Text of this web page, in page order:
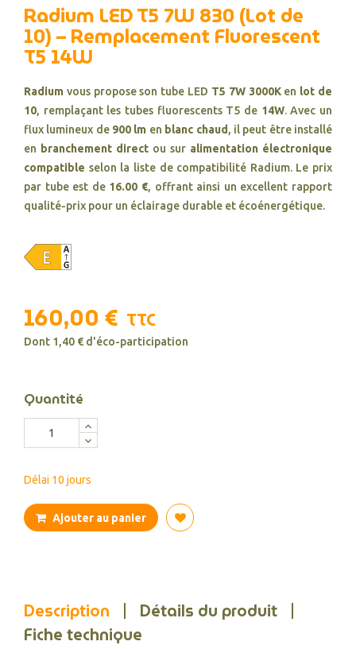
Radium LED T5 7W 830 (Lot de
10) – Remplacement Fluorescent
T5 14W
Radium vous propose son tube LED T5 7W 3000Ken lot de
10, remplaçant les tubes fluorescents T5 de 14W. Avec un
flux lumineux de 900 lm en blanc chaud , il peut être installé
en branchement direct ou sur alimentation électronique
compatible selon la liste de compatibilité Radium. Le prix
par tube est de 16.00 €, offrant ainsi un excellent rapport
qualité-prix pour un éclairage durable et écoénergétique.
160,00 € TTC
Dont 1,40 € d'éco-participation
Quantité
Délai 10 jours
Ajouter au panier
Description
Détails du produit
Fiche technique